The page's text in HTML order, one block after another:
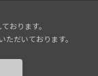
おります。
だいております。